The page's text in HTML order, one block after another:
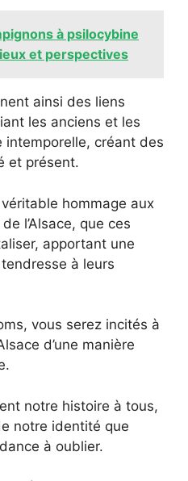
à psilocybine
et perspectives
ainsi des liens
les anciens et les
intemporelle, créant des
et présent.
véritable hommage aux
l’Alsace, que ces
apportant une
à leurs
vous serez incités à
d’une manière
notre histoire à tous,
notre identité que
à oublier.